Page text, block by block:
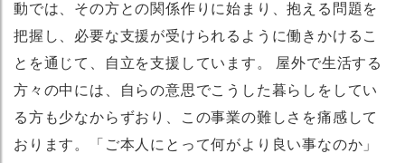
動では、その方との関係作りに始まり、抱える問題を
把握し、必要な支援が受けられるように働きかけるこ
とを通じて、自立を支援しています。 屋外で生活する
方々の中には、自らの意思でこうした暮らしをしてい
る方も少なからずおり、この事業の難しさを痛感して
おります。「ご本人にとって何がより良い事なのか」